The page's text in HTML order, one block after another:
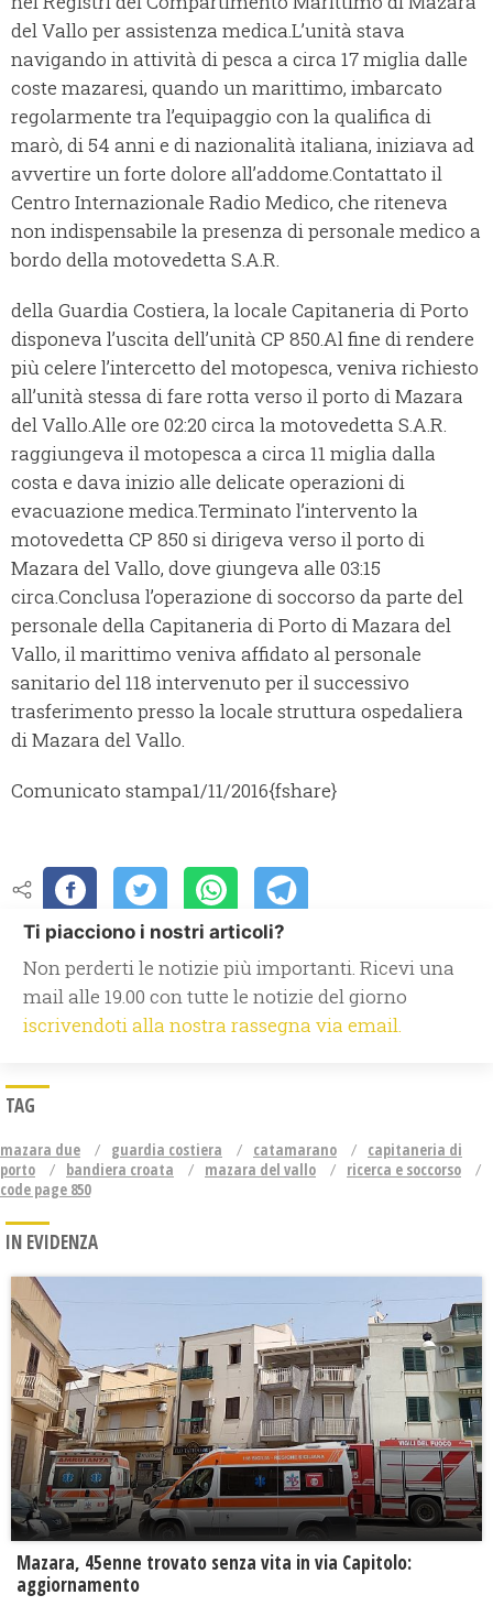
del Vallo per assistenza medica.L’unità stava
navigando in attività di pesca a circa 17 miglia dalle
coste mazaresi, quando un marittimo, imbarcato
regolarmente tra l’equipaggio con la qualifica di
marò, di 54 anni e di nazionalità italiana, iniziava ad
avvertire un forte dolore all’addome.Contattato il
Centro Internazionale Radio Medico, che riteneva
non indispensabile la presenza di personale medico a
bordo della motovedetta S.A.R.
della Guardia Costiera, la locale Capitaneria di Porto
disponeva l’uscita dell’unità CP 850.Al fine di rendere
più celere l’intercetto del motopesca, veniva richiesto
all’unità stessa di fare rotta verso il porto di Mazara
del Vallo.Alle ore 02:20 circa la motovedetta S.A.R.
raggiungeva il motopesca a circa 11 miglia dalla
costa e dava inizio alle delicate operazioni di
evacuazione medica.Terminato l’intervento la
motovedetta CP 850 si dirigeva verso il porto di
Mazara del Vallo, dove giungeva alle 03:15
circa.Conclusa l’operazione di soccorso da parte del
personale della Capitaneria di Porto di Mazara del
Vallo, il marittimo veniva affidato al personale
sanitario del 118 intervenuto per il successivo
trasferimento presso la locale struttura ospedaliera
di Mazara del Vallo.
Comunicato stampa1/11/2016{fshare}
Ti piacciono i nostri articoli?
Non perderti le notizie più importanti. Ricevi una
mail alle 19.00 con tutte le notizie del giorno
iscrivendoti alla nostra rassegna via email.
TAG
mazara due guardia costiera catamarano
capitaneria di
porto
bandiera croata mazara del vallo
ricerca e soccorso
code page 850
IN EVIDENZA
Mazara, 45enne trovato senza vita in via Capitolo:
aggiornamento